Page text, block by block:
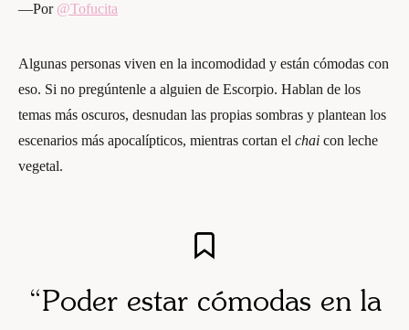
—Por @Tofucita
Algunas personas viven en la incomodidad y están cómodas con
eso. Si no pregúntenle a alguien de Escorpio. Hablan de los
temas más oscuros, desnudan las propias sombras y plantean los
escenarios más apocalípticos, mientras cortan el chai con leche
vegetal.
“Poder estar cómodas en la